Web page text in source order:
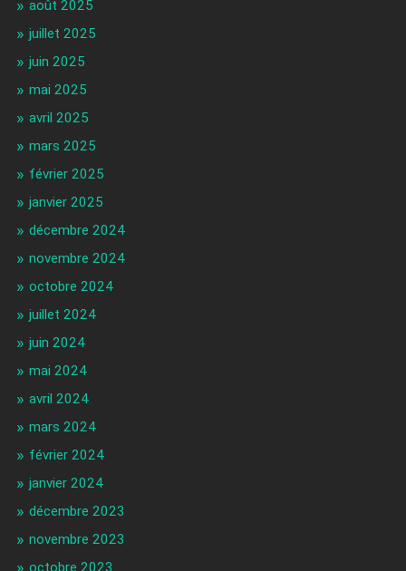
août 2025
juillet 2025
juin 2025
mai 2025
avril 2025
mars 2025
février 2025
janvier 2025
décembre 2024
novembre 2024
octobre 2024
juillet 2024
juin 2024
mai 2024
avril 2024
mars 2024
février 2024
janvier 2024
décembre 2023
novembre 2023
octobre 2023